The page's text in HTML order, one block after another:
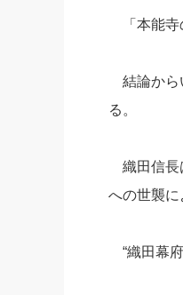
「本能寺
結論から
る。
織田信長
への世襲に
“織田幕